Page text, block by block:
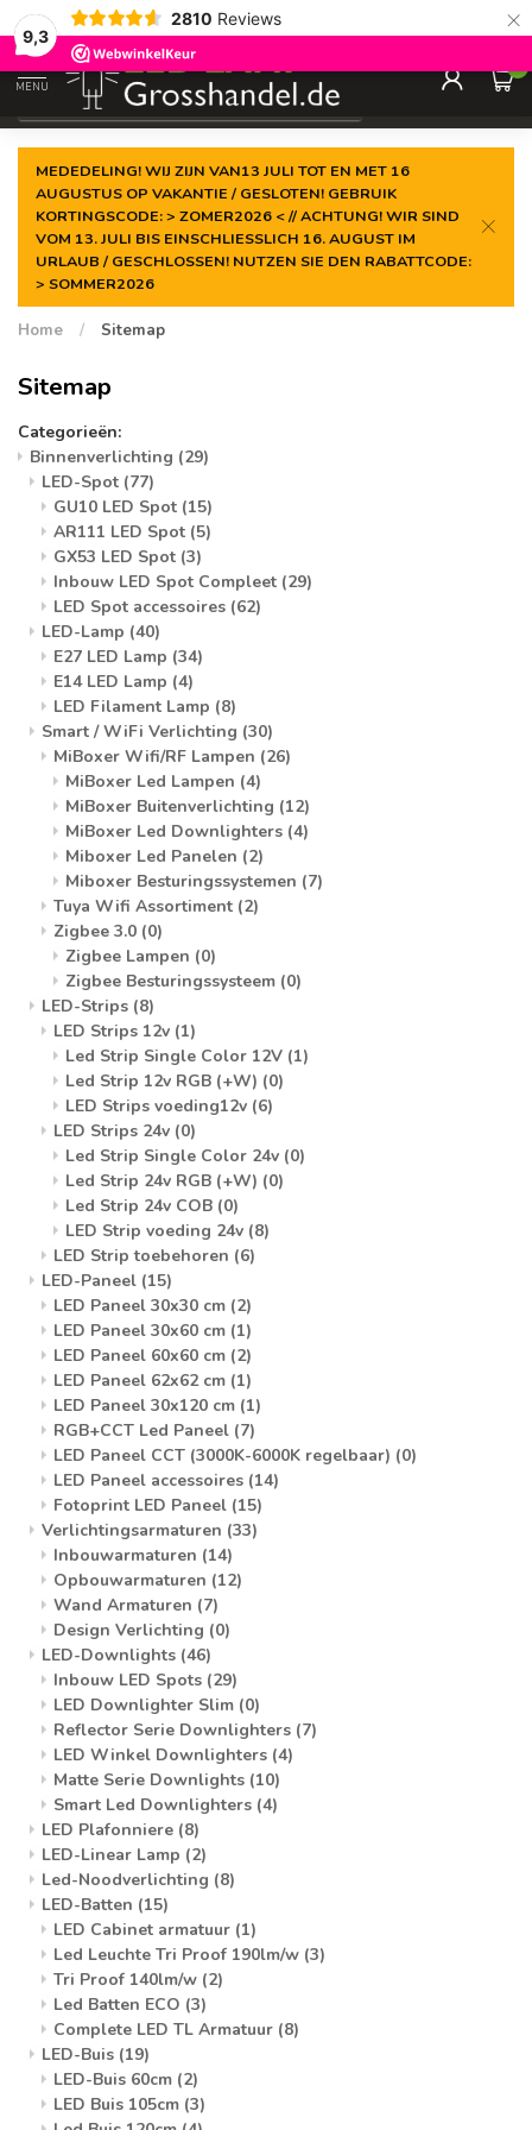
9,3
2810 Reviews ×
Gegarandeerde delaagste prijs
MENU
0
MEDEDELING! WIJ ZIJN VAN13 JULI TOT EN MET 16
AUGUSTUS OP VAKANTIE / GESLOTEN! GEBRUIK
KORTINGSCODE: > ZOMER2026 < // ACHTUNG! WIR SIND
VOM 13. JULI BIS EINSCHLIESSLICH 16. AUGUST IM
URLAUB / GESCHLOSSEN! NUTZEN SIE DEN RABATTCODE:
> SOMMER2026
Home / Sitemap
Sitemap
Categorieën:
Binnenverlichting (29)
LED-Spot (77)
GU10 LED Spot (15)
AR111 LED Spot (5)
GX53 LED Spot (3)
Inbouw LED Spot Compleet (29)
LED Spot accessoires (62)
LED-Lamp (40)
E27 LED Lamp (34)
E14 LED Lamp (4)
LED Filament Lamp (8)
Smart / WiFi Verlichting (30)
MiBoxer Wifi/RF Lampen (26)
MiBoxer Led Lampen (4)
MiBoxer Buitenverlichting (12)
MiBoxer Led Downlighters (4)
Miboxer Led Panelen (2)
Miboxer Besturingssystemen (7)
Tuya Wifi Assortiment (2)
Zigbee 3.0 (0)
Zigbee Lampen (0)
Zigbee Besturingssysteem (0)
LED-Strips (8)
LED Strips 12v (1)
Led Strip Single Color 12V (1)
Led Strip 12v RGB (+W) (0)
LED Strips voeding12v (6)
LED Strips 24v (0)
Led Strip Single Color 24v (0)
Led Strip 24v RGB (+W) (0)
Led Strip 24v COB (0)
LED Strip voeding 24v (8)
LED Strip toebehoren (6)
LED-Paneel (15)
LED Paneel 30x30 cm (2)
LED Paneel 30x60 cm (1)
LED Paneel 60x60 cm (2)
LED Paneel 62x62 cm (1)
LED Paneel 30x120 cm (1)
RGB+CCT Led Paneel (7)
LED Paneel CCT (3000K-6000K regelbaar) (0)
LED Paneel accessoires (14)
Fotoprint LED Paneel (15)
Verlichtingsarmaturen (33)
Inbouwarmaturen (14)
Opbouwarmaturen (12)
Wand Armaturen (7)
Design Verlichting (0)
LED-Downlights (46)
Inbouw LED Spots (29)
LED Downlighter Slim (0)
Reflector Serie Downlighters (7)
LED Winkel Downlighters (4)
Matte Serie Downlights (10)
Smart Led Downlighters (4)
LED Plafonniere (8)
LED-Linear Lamp (2)
Led-Noodverlichting (8)
LED-Batten (15)
LED Cabinet armatuur (1)
Led Leuchte Tri Proof 190lm/w (3)
Tri Proof 140lm/w (2)
Led Batten ECO (3)
Complete LED TL Armatuur (8)
LED-Buis (19)
LED-Buis 60cm (2)
LED Buis 105cm (3)